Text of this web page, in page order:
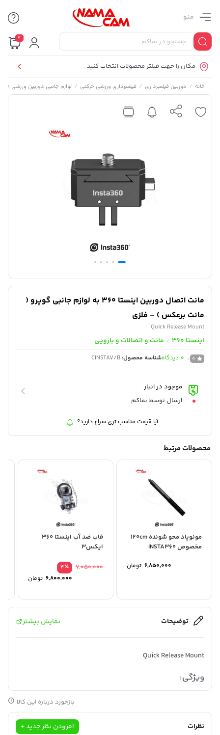
منو
0
مکان را جهت فیلتر محصولات انتخاب کنید
خانه / دوربین فیلمبرداری / فیلمبرداری ورزشی حرکتی / لوازم جانبی دوربین ورزشی
مانت اتصال دوربین اینستا ۳۶۰ به لوازم جانبی گوپرو (
مانت برعکس ) – فلزی
Quick Release Mount
اینستا 360 / مانت و اتصالات و بازویی
0
0 دیدگاهشناسه محصول: CINSTAV/B
موجود در انبار
ارسال توسط نماکم
آیا قیمت مناسب تری سراغ دارید؟
محصولات مرتبط
مونوپاد محو شونده 120cm
مخصوص INSTA360
6,850,000 تومان
قاب ضد آب اینستا ۳۶۰
ایکس3
٪4 7,050,000
قیمت
اصلی
بود.
6,800,000 تومان
قیمت
فعلی
است.
توضیحات نمایش بیشتر
Quick Release Mount
ویژگی:
با جابجایی سریع و آسان بین دوربین ها و پایه ها باعث می شود هرگز
تصویری را از دست ندهید .
بازخورد درباره این کالا
نظرات افزودن نظر جدید +